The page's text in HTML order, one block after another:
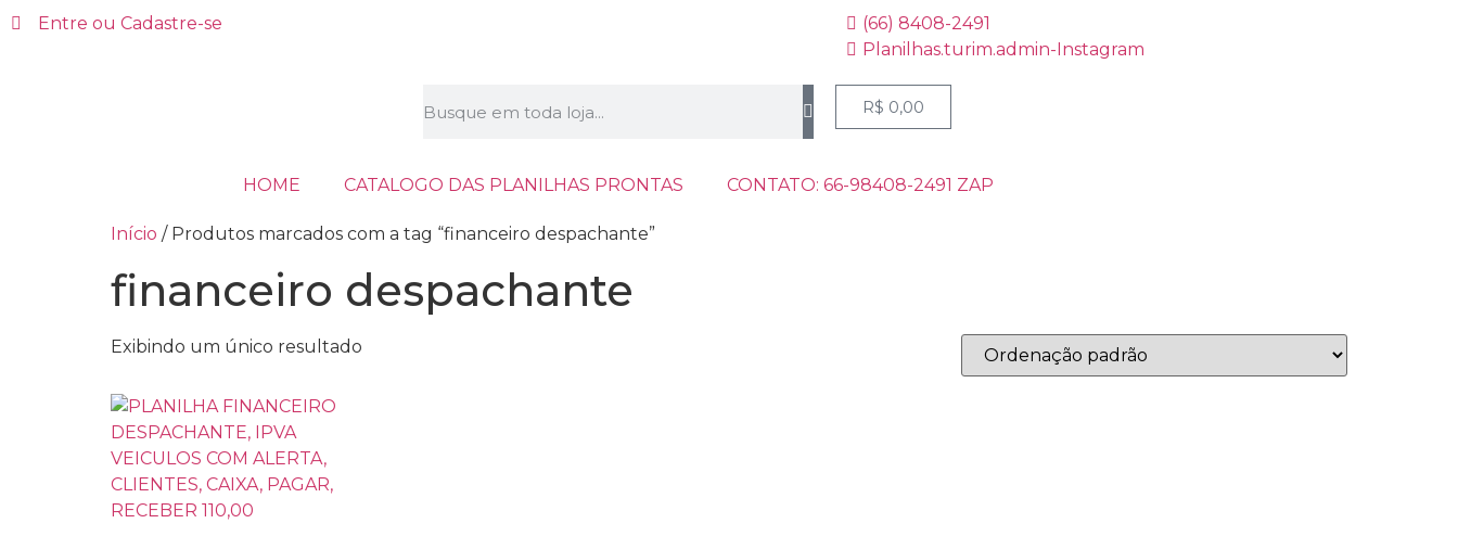
Entre ou Cadastre-se
(66) 8408-2491
Planilhas.turim.admin-Instagram
R$ 0,00
HOME CATALOGO DAS PLANILHAS PRONTAS CONTATO: 66-98408-2491 ZAP
Início / Produtos marcados com a tag “financeiro despachante”
financeiro despachante
Exibindo um único resultado